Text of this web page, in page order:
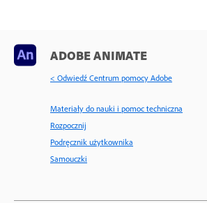
ADOBE ANIMATE
< Odwiedź Centrum pomocy Adobe
Materiały do nauki i pomoc techniczna
Rozpocznij
Podręcznik użytkownika
Samouczki